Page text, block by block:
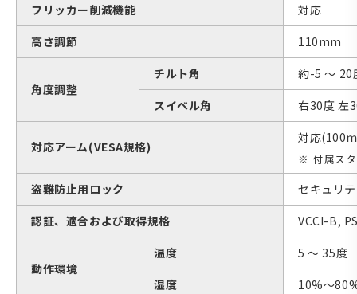
フリッカー削減機能
対応
高さ調節
110mm
角度調整
チルト角
約-5 ～ 20
スイベル角
右30度 左
対応アーム(VESA規格)
対応(100
付属ス
盗難防止用ロック
セキュリ
認証、適合および取得規格
VCCI-B,
動作環境
温度
5 ～ 35度
湿度
10%～